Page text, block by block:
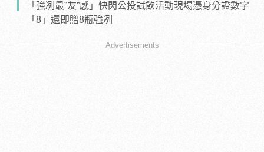
「強冽最”友”感」快閃公投試飲活動現場憑身分證數字
「8」還即贈8瓶強冽
Advertisements